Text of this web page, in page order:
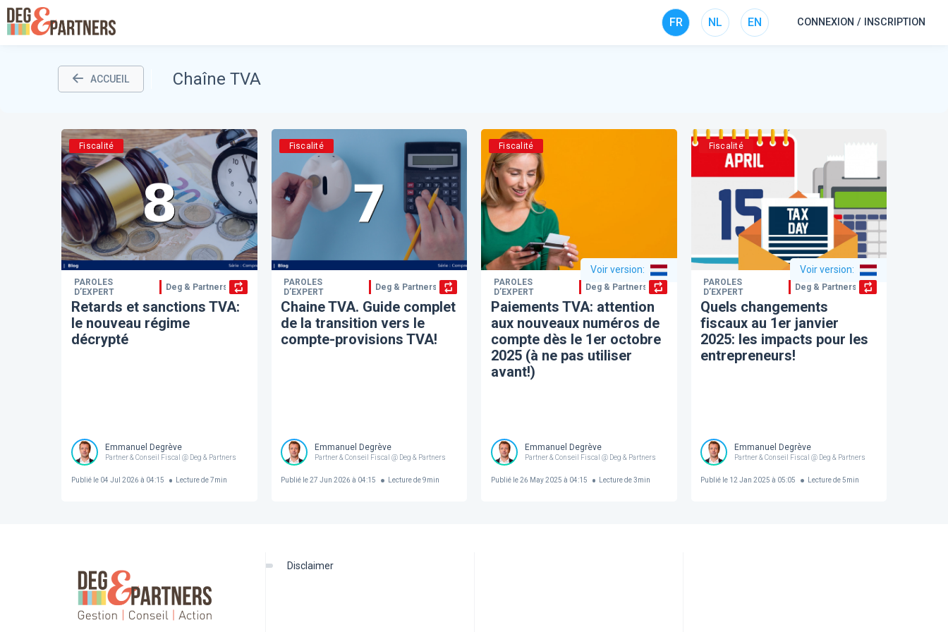
FR NL EN CONNEXION / INSCRIPTION
ACCUEIL Chaîne TVA
Fiscalité
PAROLES
D’EXPERT
Deg & Partners
Retards et sanctions TVA:
le nouveau régime
décrypté
Emmanuel Degrève
Partner & Conseil Fiscal @ Deg & Partners
Publié le04 Jul 2026 à 04:15 Lecture de7min
Fiscalité
PAROLES
D’EXPERT
Deg & Partners
Chaine TVA. Guide complet
de la transition vers le
compte-provisions TVA!
Emmanuel Degrève
Partner & Conseil Fiscal @ Deg & Partners
Publié le27 Jun 2026 à 04:15 Lecture de 9min
Fiscalité
Voir version:
PAROLES
D’EXPERT
Deg & Partners
Paiements TVA: attention
aux nouveaux numéros de
compte dès le 1er octobre
2025 (à ne pas utiliser
avant!)
Emmanuel Degrève
Partner & Conseil Fiscal @ Deg & Partners
Publié le26 May 2025 à 04:15 Lecture de3min
Fiscalité
Voir version:
PAROLES
D’EXPERT
Deg & Partners
Quels changements
fiscaux au 1er janvier
2025: les impacts pour les
entrepreneurs!
Emmanuel Degrève
Partner & Conseil Fiscal @ Deg & Partners
Publié le 12 Jan 2025 à 05:05 Lecture de 5min
disclaimer